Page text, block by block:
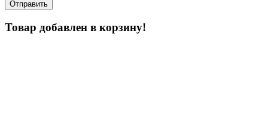
Товар добавлен в корзину!